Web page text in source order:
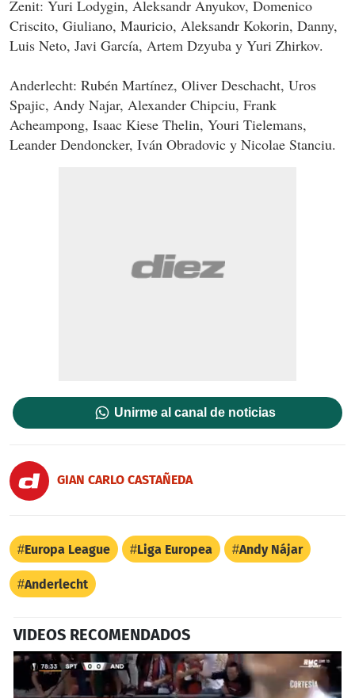
Zenit: Yuri Lodygin, Aleksandr Anyukov, Domenico
Criscito, Giuliano, Mauricio, Aleksandr Kokorin, Danny,
Luis Neto, Javi García, Artem Dzyuba y Yuri Zhirkov.
Anderlecht: Rubén Martínez, Oliver Deschacht, Uros
Spajic, Andy Najar, Alexander Chipciu, Frank
Acheampong, Isaac Kiese Thelin, Youri Tielemans,
Leander Dendoncker, Iván Obradovic y Nicolae Stanciu.
Unirme al canal de noticias
GIAN CARLO CASTAÑEDA
Europa League Liga Europea Andy Nájar
Anderlecht
VIDEOS RECOMENDADOS